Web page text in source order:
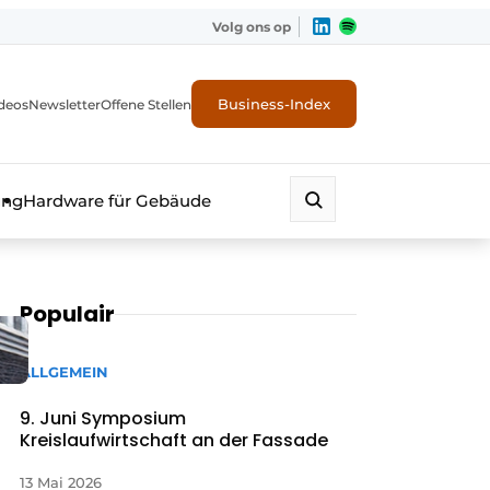
Volg ons op
NewsletterOffene Stellen Business-Index
Hardware für Gebäude
Populair
ALLGEMEIN
9. Juni Symposium
Kreislaufwirtschaft an der Fassade
13 Mai 2026